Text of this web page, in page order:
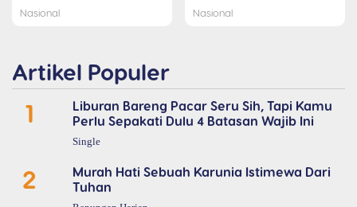
Nasional Nasional
Artikel Populer
1
Liburan Bareng Pacar Seru Sih, Tapi Kamu
Perlu Sepakati Dulu 4 Batasan Wajib Ini
Single
2
Murah Hati Sebuah Karunia Istimewa Dari
Tuhan